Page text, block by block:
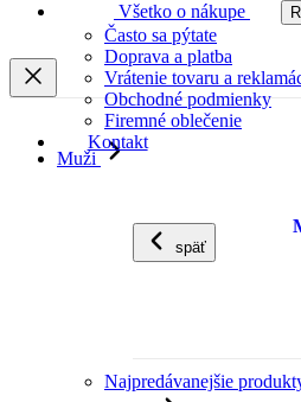
Všetko o nákupe
Často sa pýtate
Doprava a platba
Vrátenie tovaru a
Obchodné podmienky
Firemné oblečenie
Kontakt
Muži
späť
Najpredávanejšie